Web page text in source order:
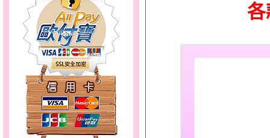
幸福洋溢～金銀鋼套鍊
各